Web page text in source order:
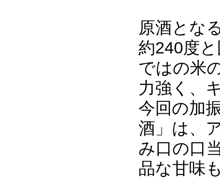
原酒とな
約240度
ではの米
力強く、
今回の加
酒」は、
み口の口
品な甘味